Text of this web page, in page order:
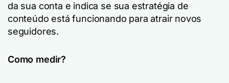
da sua conta e indica se sua estratégia de
conteúdo está funcionando para atrair novos
seguidores.
Como medir?